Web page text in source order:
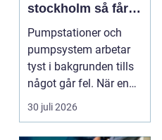
stockholm så får
du driftsäkra
anläggningar året
runt
Pumpstationer och
pumpsystem arbetar
tyst i bakgrunden tills
något går fel. När en
pump stannar hand...
30 juli 2026